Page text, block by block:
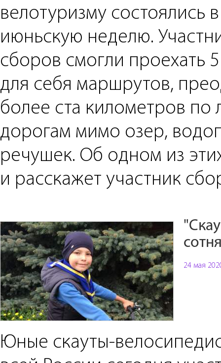
велотуризму состоялись
июньскую неделю.
сборов смогли проехать
для себя маршрутов,
более ста километров по
дорогам мимо озер,
речушек. Об одном из
и расскажет участник
24 мая
Юные скауты-